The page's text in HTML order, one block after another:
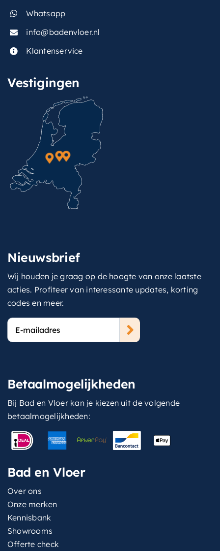
Whatsapp
info@badenvloer.nl
Klantenservice
Vestigingen
Nieuwsbrief
Wij houden je graag op de hoogte van onze laatste
acties. Profiteer van interessante updates, korting
codes en meer.
E-
mailadres
Betaalmogelijkheden
Bij Bad en Vloer kan je kiezen uit de volgende
betaalmogelijkheden:
Bad en Vloer
Over ons
Onze merken
Kennisbank
Showrooms
Offerte check